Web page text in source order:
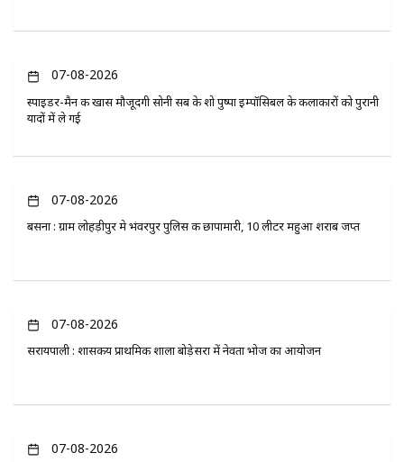
07-08-2026
स्पाइडर-मैन की खास मौजूदगी सोनी सब के शो पुष्पा इम्पॉसिबल के कलाकारों को पुरानी
यादों में ले गई
07-08-2026
बसना : ग्राम लोहड़ीपुर मे भंवरपुर पुलिस की छापामारी, 10 लीटर महुआ शराब जप्त
07-08-2026
सरायपाली : शासकीय प्राथमिक शाला बोड़ेसरा में नेवता भोज का आयोजन
07-08-2026